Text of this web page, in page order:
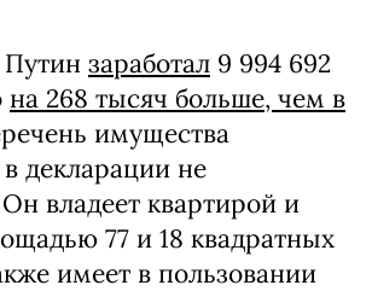
Путин заработал 9 994 692
на 268 тысяч больше, чем в
имущества
декларации не
владеет квартирой и
77 и 18 квадратных
имеет в пользовании